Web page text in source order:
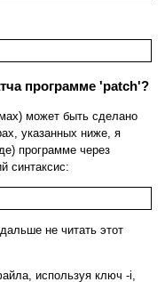
программе 'patch'?
может быть сделано
указанных ниже, я
программе через
синтаксис:
не читать этот
используя ключ -i,